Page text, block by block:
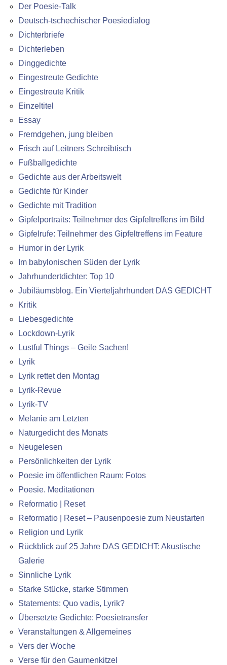
Der Poesie-Talk
Deutsch-tschechischer Poesiedialog
Dichterbriefe
Dichterleben
Dinggedichte
Eingestreute Gedichte
Eingestreute Kritik
Einzeltitel
Essay
Fremdgehen, jung bleiben
Frisch auf Leitners Schreibtisch
Fußballgedichte
Gedichte aus der Arbeitswelt
Gedichte für Kinder
Gedichte mit Tradition
Gipfelportraits: Teilnehmer des Gipfeltreffens im Bild
Gipfelrufe: Teilnehmer des Gipfeltreffens im Feature
Humor in der Lyrik
Im babylonischen Süden der Lyrik
Jahrhundertdichter: Top 10
Jubiläumsblog. Ein Vierteljahrhundert DAS GEDICHT
Kritik
Liebesgedichte
Lockdown-Lyrik
Lustful Things – Geile Sachen!
Lyrik
Lyrik rettet den Montag
Lyrik-Revue
Lyrik-TV
Melanie am Letzten
Naturgedicht des Monats
Neugelesen
Persönlichkeiten der Lyrik
Poesie im öffentlichen Raum: Fotos
Poesie. Meditationen
Reformatio | Reset
Reformatio | Reset – Pausenpoesie zum Neustarten
Religion und Lyrik
Rückblick auf 25 Jahre DAS GEDICHT: Akustische
Galerie
Sinnliche Lyrik
Starke Stücke, starke Stimmen
Statements: Quo vadis, Lyrik?
Übersetzte Gedichte: Poesietransfer
Veranstaltungen & Allgemeines
Vers der Woche
Verse für den Gaumenkitzel